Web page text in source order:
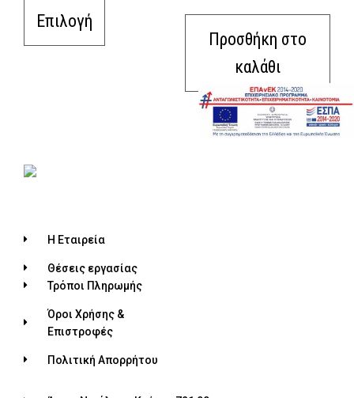
Επιλογή
Προσθήκη στο
καλάθι
Η Εταιρεία
Θέσεις εργασίας
Τρόποι Πληρωμής
Όροι Χρήσης &
Επιστροφές
Πολιτική Απορρήτου